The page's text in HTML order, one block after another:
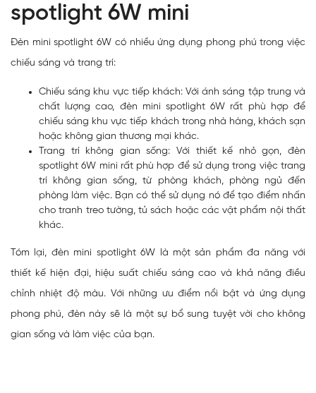
spotlight 6W mini
Đèn mini spotlight 6W có nhiều ứng dụng phong phú trong việc
chiếu sáng và trang trí:
Chiếu sáng khu vực tiếp khách: Với ánh sáng tập trung và
chất lượng cao, đèn mini spotlight 6W rất phù hợp để
chiếu sáng khu vực tiếp khách trong nhà hàng, khách sạn
hoặc không gian thương mại khác.
Trang trí không gian sống: Với thiết kế nhỏ gọn, đèn
spotlight 6W mini rất phù hợp để sử dụng trong việc trang
trí không gian sống, từ phòng khách, phòng ngủ đến
phòng làm việc. Bạn có thể sử dụng nó để tạo điểm nhấn
cho tranh treo tường, tủ sách hoặc các vật phẩm nội thất
khác.
Tóm lại, đèn mini spotlight 6W là một sản phẩm đa năng với
thiết kế hiện đại, hiệu suất chiếu sáng cao và khả năng điều
chỉnh nhiệt độ màu. Với những ưu điểm nổi bật và ứng dụng
phong phú, đèn này sẽ là một sự bổ sung tuyệt vời cho không
gian sống và làm việc của bạn.